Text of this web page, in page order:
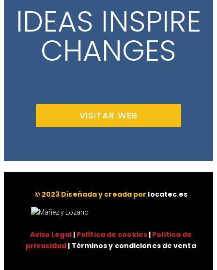
IDEAS INSPIRE
CHANGES
VISITAR WEB
© 2023 Diseñada y creada por locatec.es
Aviso Legal| Política de cookies| Política de
privacidad | Términos y condiciones de venta